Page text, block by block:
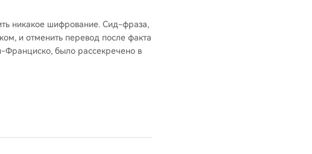
никакое шифрование. Сид-фраза,
и отменить перевод после факта
Франциско, было рассекречено в